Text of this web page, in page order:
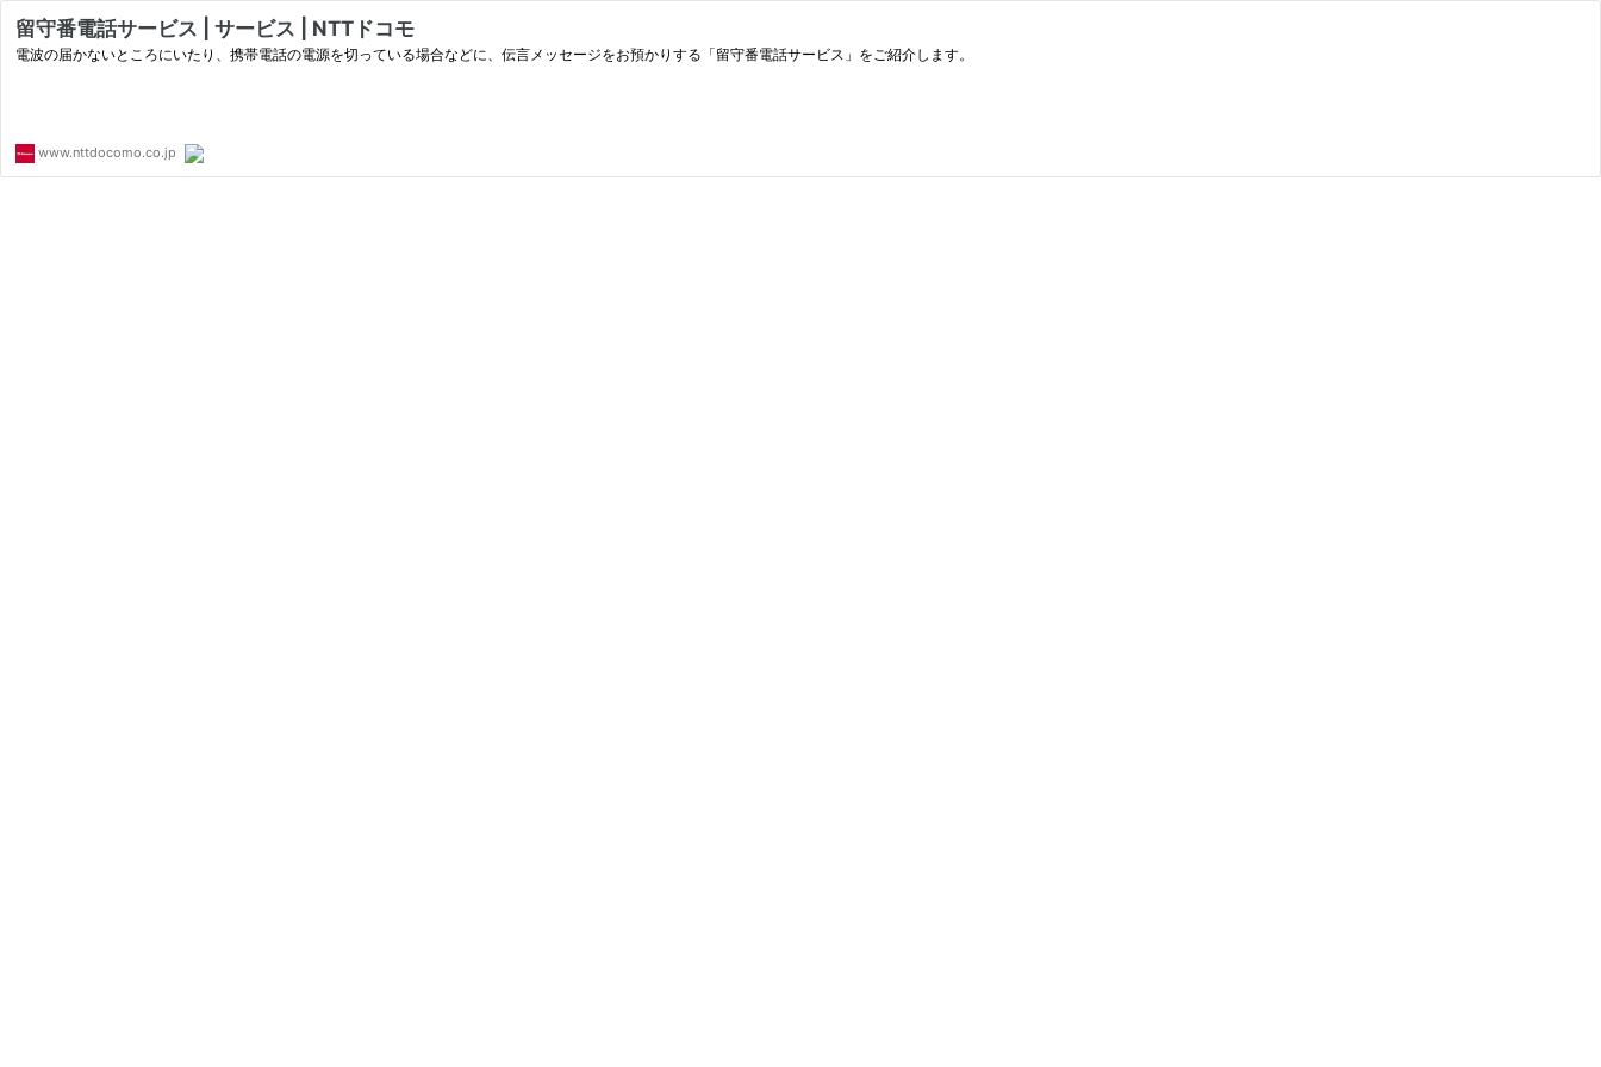
留守番電話サービス | サービス | NTTドコモ
電波の届かないところにいたり、携帯電話の電源を切っている場合などに、伝言メッセージをお預かりする「留守番電話サービス」をご紹介します。
www.nttdocomo.co.jp